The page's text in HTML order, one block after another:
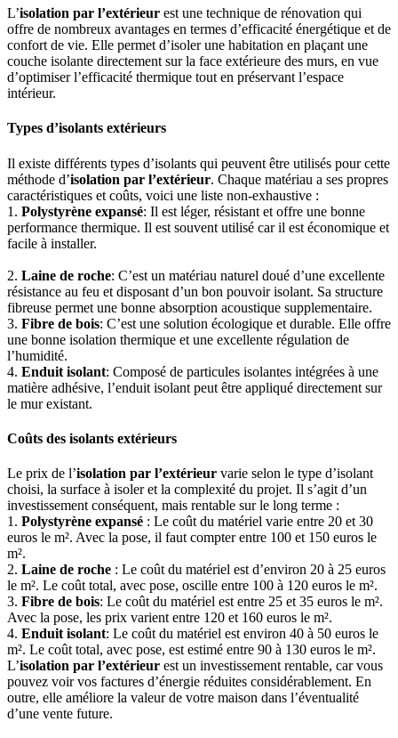
L’isolation par l’extérieur est une technique de rénovation qui
offre de nombreux avantages en termes d’efficacité énergétique et de
confort de vie. Elle permet d’isoler une habitation en plaçant une
couche isolante directement sur la face extérieure des murs, en vue
d’optimiser l’efficacité thermique tout en préservant l’espace
intérieur.
Types d’isolants extérieurs
Il existe différents types d’isolants qui peuvent être utilisés pour cette
méthode d’isolation par l’extérieur. Chaque matériau a ses propres
caractéristiques et coûts, voici une liste non-exhaustive :
1. Polystyrène expansé: Il est léger, résistant et offre une bonne
performance thermique. Il est souvent utilisé car il est économique et
facile à installer.
2. Laine de roche: C’est un matériau naturel doué d’une excellente
résistance au feu et disposant d’un bon pouvoir isolant. Sa structure
fibreuse permet une bonne absorption acoustique supplementaire.
3. Fibre de bois: C’est une solution écologique et durable. Elle offre
une bonne isolation thermique et une excellente régulation de
l’humidité.
4. Enduit isolant: Composé de particules isolantes intégrées à une
matière adhésive, l’enduit isolant peut être appliqué directement sur
le mur existant.
Coûts des isolants extérieurs
Le prix de l’isolation par l’extérieur varie selon le type d’isolant
choisi, la surface à isoler et la complexité du projet. Il s’agit d’un
investissement conséquent, mais rentable sur le long terme :
1. Polystyrène expansé : Le coût du matériel varie entre 20 et 30
euros le m². Avec la pose, il faut compter entre 100 et 150 euros le
m².
2. Laine de roche : Le coût du matériel est d’environ 20 à 25 euros
le m². Le coût total, avec pose, oscille entre 100 à 120 euros le m².
3. Fibre de bois: Le coût du matériel est entre 25 et 35 euros le m².
Avec la pose, les prix varient entre 120 et 160 euros le m².
4. Enduit isolant: Le coût du matériel est environ 40 à 50 euros le
m². Le coût total, avec pose, est estimé entre 90 à 130 euros le m².
L’isolation par l’extérieur est un investissement rentable, car vous
pouvez voir vos factures d’énergie réduites considérablement. En
outre, elle améliore la valeur de votre maison dans l’éventualité
d’une vente future.